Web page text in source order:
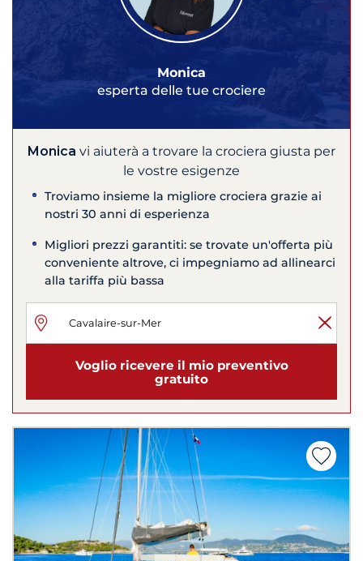
Monica
esperta delle tue crociere
Monica vi aiuterà a trovare la crociera giusta per
le vostre esigenze
Troviamo insieme la migliore crociera grazie ai
nostri 30 anni di esperienza
Migliori prezzi garantiti: se trovate un'offerta più
conveniente altrove, ci impegniamo ad allinearci
alla tariffa più bassa
Voglio ricevere il mio preventivo
gratuito